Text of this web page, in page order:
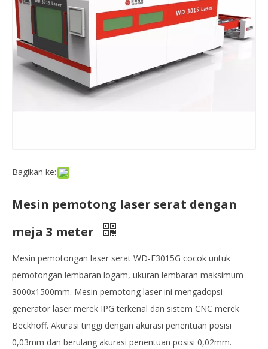
Bagikan ke:
Mesin pemotong laser serat dengan
meja 3 meter
Mesin pemotongan laser serat WD-F3015G cocok untuk
pemotongan lembaran logam, ukuran lembaran maksimum
3000x1500mm. Mesin pemotong laser ini mengadopsi
generator laser merek IPG terkenal dan sistem CNC merek
Beckhoff. Akurasi tinggi dengan akurasi penentuan posisi
0,03mm dan berulang akurasi penentuan posisi 0,02mm.